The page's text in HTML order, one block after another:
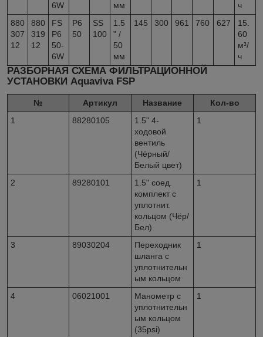
6W
мм
ч
880
307
12
880
319
12
FS
P6
50-
6W
P6
50
SS
100
1.5
" /
50
мм
145 300 961 760 627
15.
60
м³/
ч
РАЗБОРНАЯ СХЕМА ФИЛЬТРАЦИОННОЙ
УСТАНОВКИ Aquaviva FSP
№ Артикул Название
Кол-во
1
88280105
1.5" 4-
ходовой
вентиль
(Чёрный/
Белый цвет)
1
2 89280101
1.5" соед.
комплект с
уплотнит.
кольцом (Чёр/
Бел)
1
3 89030204
Переходник
шланга с
уплотнительн
ым кольцом
1
4 06021001
Манометр с
уплотнительн
ым кольцом
(35psi)
1